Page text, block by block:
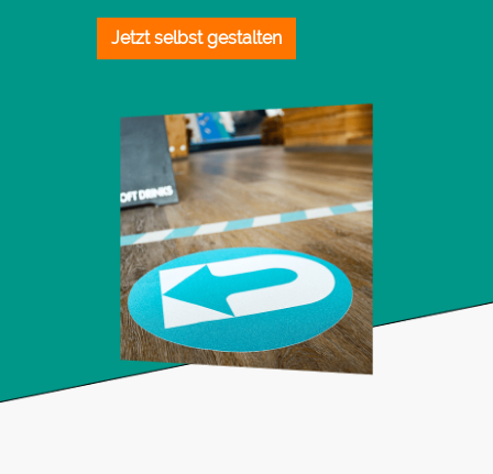
Jetzt selbst gestalten